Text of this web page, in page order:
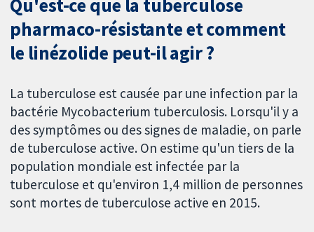
Qu'est-ce que la tuberculose
pharmaco-résistante et comment
le linézolide peut-il agir ?
La tuberculose est causée par une infection par la
bactérie Mycobacterium tuberculosis. Lorsqu'il y a
des symptômes ou des signes de maladie, on parle
de tuberculose active. On estime qu'un tiers de la
population mondiale est infectée par la
tuberculose et qu'environ 1,4 million de personnes
sont mortes de tuberculose active en 2015.